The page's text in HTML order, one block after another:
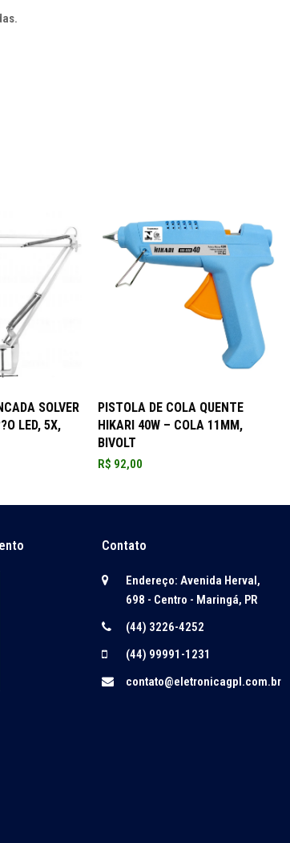
SOLVER
LED, 5X,
ADICIONAR AO CARRINHO
PISTOLA DE COLA QUENTE
HIKARI 40W – COLA 11MM,
BIVOLT
R$ 92,00
Contato
Endereço: Avenida Herval,
698 - Centro - Maringá, PR
(44) 3226-4252
(44) 99991-1231
contato@eletronicagpl.com.br